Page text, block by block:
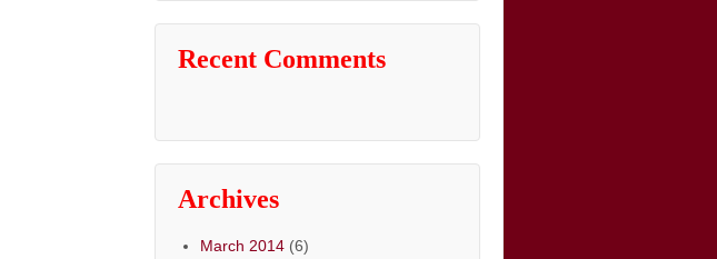
Recent Comments
Archives
March 2014 (6)